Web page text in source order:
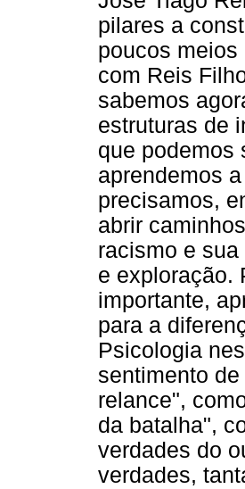
pilares a
poucos meios
com Reis
sabemos
estruturas de
que podemos
aprendemos
precisamos,
abrir
racismo e
e exploração.
importante,
para a
Psicologia
sentimento
relance",
da batalha",
verdades do
verdades,